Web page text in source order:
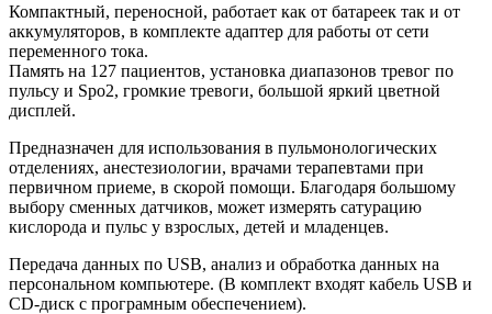
Компактный, переносной, работает как от батареек так и от
аккумуляторов, в комплекте адаптер для работы от сети
переменного тока.
Память на 127 пациентов, установка диапазонов тревог по
пульсу и Spo2, громкие тревоги, большой яркий цветной
дисплей.
Предназначен для использования в пульмонологических
отделениях, анестезиологии, врачами терапевтами при
первичном приеме, в скорой помощи. Благодаря большому
выбору сменных датчиков, может измерять сатурацию
кислорода и пульс у взрослых, детей и младенцев.
Передача данных по USB, анализ и обработка данных на
персональном компьютере. (В комплект входят кабель USB и
CD-диск с програмным обеспечением).